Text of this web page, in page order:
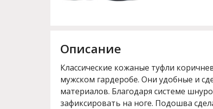
Описание
Классические кожаные туфли
мужском гардеробе. Они удобные и
материалов. Благодаря системе
зафиксировать на ноге. Подошва